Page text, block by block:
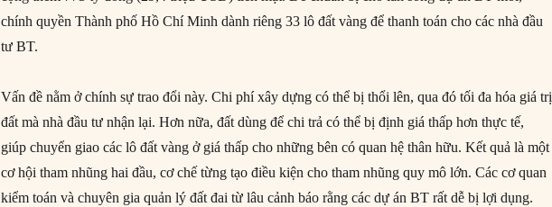
chính quyền Thành phố Hồ Chí Minh dành riêng 33 lô đất vàng để thanh toán cho các nhà đầu
tư BT.
Vấn đề nằm ở chính sự trao đổi này. Chi phí xây dựng có thể bị thổi lên, qua đó tối đa hóa giá trị
đất mà nhà đầu tư nhận lại. Hơn nữa, đất dùng để chi trả có thể bị định giá thấp hơn thực tế,
giúp chuyển giao các lô đất vàng ở giá thấp cho những bên có quan hệ thân hữu. Kết quả là một
cơ hội tham nhũng hai đầu, cơ chế từng tạo điều kiện cho tham nhũng quy mô lớn. Các cơ quan
kiểm toán và chuyên gia quản lý đất đai từ lâu cảnh báo rằng các dự án BT rất dễ bị lợi dụng.